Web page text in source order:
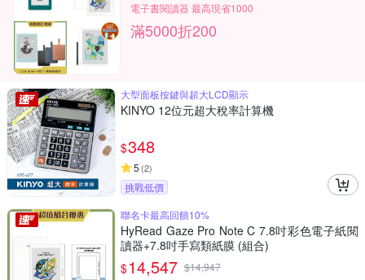
電子書閱讀器 最高現省1000
滿5000折200
大型面板按鍵與超大LCD顯示
KINYO 12位元超大稅率計算機
$348
5 (2)
挑戰低價
聯名卡最高回饋10%
HyRead Gaze Pro Note C 7.8吋彩色電子紙閱
讀器+7.8吋手寫類紙膜 (組合)
$14,547 $14,947